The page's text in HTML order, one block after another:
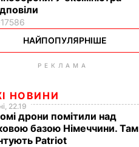
17586
НАЙПОПУЛЯРНІШЕ
РЕКЛАМА
НОВИНИ
22.19
дрони помітили над
базою Німеччини. Там
Patriot